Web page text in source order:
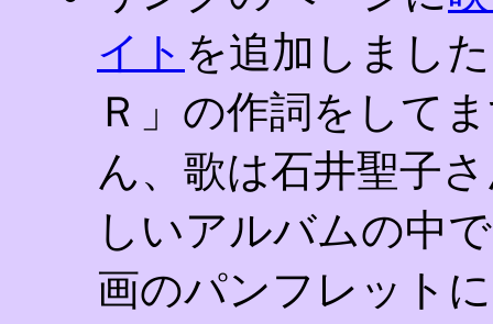
イト を追加しまし
Ｒ」の作詞をして
ん、歌は石井聖子
しいアルバムの中
画のパンフレット